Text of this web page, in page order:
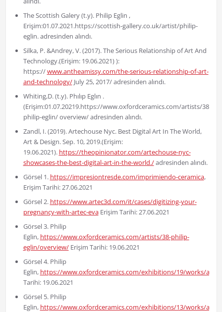
The Scottish Galery (t.y). Philip Eglin ,
Erişim:01.07.2021.https://scottish-gallery.co.uk/artist/philip-
eglin. adresinden alındı.
Silka, P. &Andrey, V. (2017). The Serious Relationship of Art And
Technology.(Erişim: 19.06.2021) ):
https://www.antheamissy.com/the-serious-relationship-of-art-
and-technology/July 25, 2017/ adresinden alındı.
Whiting,D. (t.y). Phılıp Eglın .
(Erişim:01.07.20219.https://www.oxfordceramics.com/artists/38-
philip-eglin/ overview/ adresinden alındı.
Zandl, I. (2019). Artechouse Nyc. Best Digital Art In The World,
Art & Design. Sep. 10, 2019.(Erişim:
19.06.2021). https://theopinionator.com/artechouse-nyc-
showcases-the-best-digital-art-in-the-world./adresinden alındı.
Görsel 1. https://impresiontresde.com/imprimiendo-ceramica,
Erişim Tarihi: 27.06.2021
Görsel 2. https://www.artec3d.com/it/cases/digitizing-your-
pregnancy-with-artec-evaErişim Tarihi: 27.06.2021
Görsel 3. Philip
Eglin, https://www.oxfordceramics.com/artists/38-philip-
eglin/overview/Erişim Tarihi: 19.06.2021
Görsel 4. Philip
Eglin, https://www.oxfordceramics.com/exhibitions/19/works/
Tarihi: 19.06.2021
Görsel 5. Philip
Eglin, https://www.oxfordceramics.com/exhibitions/13/works/